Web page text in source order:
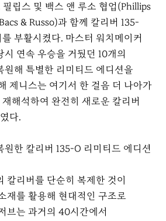
립스 및 백스 앤 루소 협업(Phillips
& Russo)과 함께 칼리버 135-
부활시켰다. 마스터 워치메이커
연속 우승을 거뒀던 10개의
원해 특별한 리미티드 에디션을
제니스는 여기서 한 걸음 더 나아가
해석하여 완전히 새로운 칼리버
다.
한 칼리버 135-O 리미티드 에디션
칼리버를 단순히 복제한 것이
재를 활용해 현대적인 구조로
브는 과거의 40시간에서